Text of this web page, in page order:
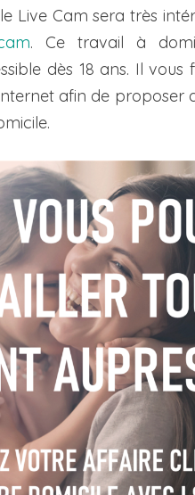
Live Cam sera très
. Ce travail à
dès 18 ans. Il
afin de proposer